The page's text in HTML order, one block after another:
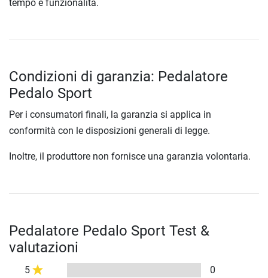
tempo e funzionalità.
Condizioni di garanzia: Pedalatore
Pedalo Sport
Per i consumatori finali, la garanzia si applica in
conformità con le disposizioni generali di legge.
Inoltre, il produttore non fornisce una garanzia volontaria.
Pedalatore Pedalo Sport Test &
valutazioni
5
0